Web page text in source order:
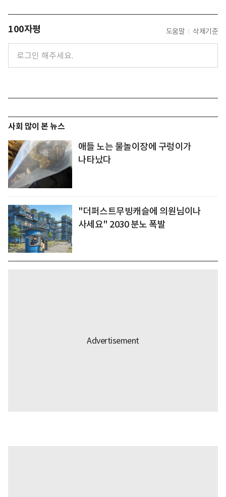
100자평 도움말 삭제기준
사회 많이 본 뉴스
애들 노는 물놀이장에 구렁이가
나타났다
"더퍼스트무빙캐슬에 의원님이나
사세요" 2030 분노 폭발